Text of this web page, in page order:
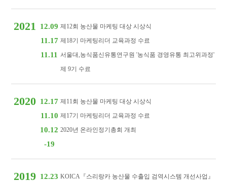
2021 12.09 제12회 농산물 마케팅 대상 시상식
11.17 제18기 마케팅리더 교육과정 수료
11.11
서울대,농식품신유통연구원 '농식품 경영유통 최고위과정'
제 9기 수료
2020 12.17 제11회 농산물 마케팅 대상 시상식
11.10 제17기 마케팅리더 교육과정 수료
10.12
-19
2020년 온라인정기총회 개최
2019 12.23 KOICA『스리랑카 농산물 수출입 검역시스템 개선사업』